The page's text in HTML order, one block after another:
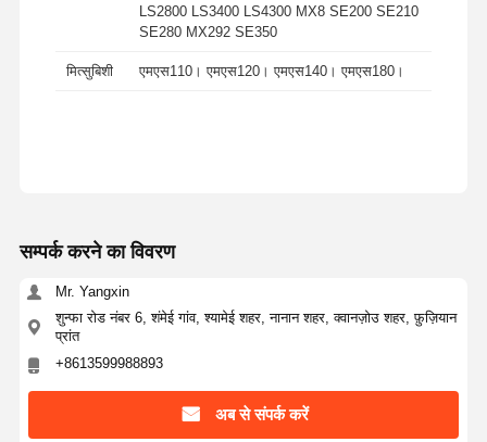
LS2800 LS3400 LS4300 MX8 SE200 SE210
SE280 MX292 SE350
मित्सुबिशी एमएस110। एमएस120। एमएस140। एमएस180।
सम्पर्क करने का विवरण
Mr. Yangxin
शुन्फा रोड नंबर 6, शंमेई गांव, श्यामेई शहर, नानान शहर, क्वानज़ोउ शहर, फ़ुज़ियान
प्रांत
+8613599988893
अब से संपर्क करें